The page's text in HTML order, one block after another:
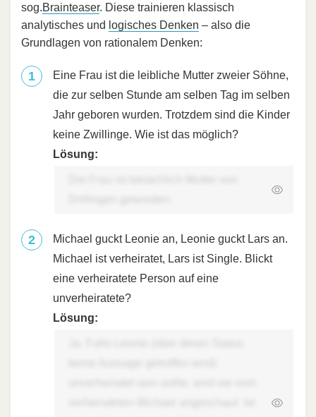
sog.Brainteaser. Diese trainieren klassisch
analytisches und logisches Denken – also die
Grundlagen von rationalem Denken:
Eine Frau ist die leibliche Mutter zweier Söhne,
die zur selben Stunde am selben Tag im selben
Jahr geboren wurden. Trotzdem sind die Kinder
keine Zwillinge. Wie ist das möglich?
Lösung:
Michael guckt Leonie an, Leonie guckt Lars an.
Michael ist verheiratet, Lars ist Single. Blickt
eine verheiratete Person auf eine
unverheiratete?
Lösung: